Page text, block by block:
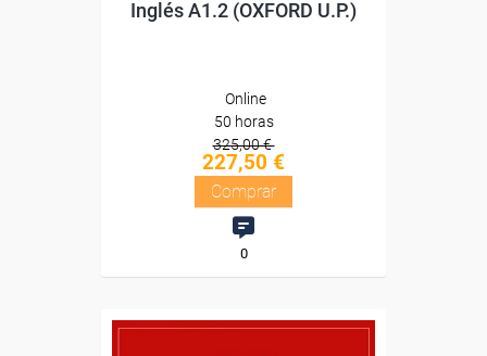
Inglés A1.2 (OXFORD U.P.)
Online
50 horas
325,00 €
227,50 €
Comprar
0